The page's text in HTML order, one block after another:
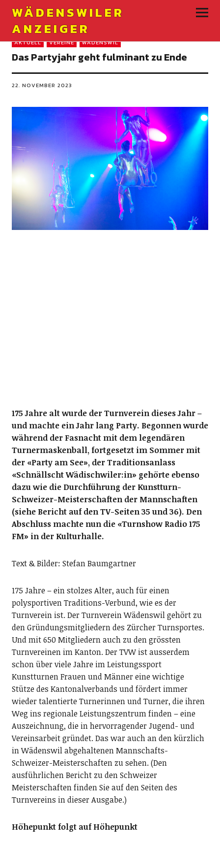
WÄDENSWILER
ANZEIGER
AKTUELL VEREINE WÄDENSWIL
Das Partyjahr geht fulminant zu Ende
22. NOVEMBER 2023
175 Jahre alt wurde der Turnverein dieses Jahr –
und machte ein Jahr lang Party. Begonnen wurde
während der Fasnacht mit dem legendären
Turnermaskenball, fortgesetzt im Sommer mit
der «Party am See», der Traditionsanlass
«Schnällscht Wädischwiler:in» gehörte ebenso
dazu wie die Durchführung der Kunstturn-
Schweizer-Meisterschaften der Mannschaften
(siehe Bericht auf den TV-Seiten 35 und 36). Den
Abschluss machte nun die «Turnshow Radio 175
FM» in der Kulturhalle.
Text & Bilder: Stefan Baumgartner
175 Jahre – ein stolzes Alter, auch für einen
polysportiven Traditions-Verbund, wie es der
Turnverein ist. Der Turnverein Wädenswil gehört zu
den Gründungsmitgliedern des Zürcher Turnsportes.
Und mit 650 Mitgliedern auch zu den grössten
Turnvereinen im Kanton. Der TVW ist ausserdem
schon über viele Jahre im Leistungssport
Kunstturnen Frauen und Männer eine wichtige
Stütze des Kantonalverbands und fördert immer
wieder talentierte Turnerinnen und Turner, die ihren
Weg ins regionale Leistungszentrum finden – eine
Auszeichnung, die in hervorragender Jugend- und
Vereinsarbeit gründet. Das war auch an den kürzlich
in Wädenswil abgehaltenen Mannschafts-
Schweizer-Meisterschaften zu sehen. (Den
ausführlichen Bericht zu den Schweizer
Meisterschaften finden Sie auf den Seiten des
Turnvereins in dieser Ausgabe.)
Höhepunkt folgt auf Höhepunkt